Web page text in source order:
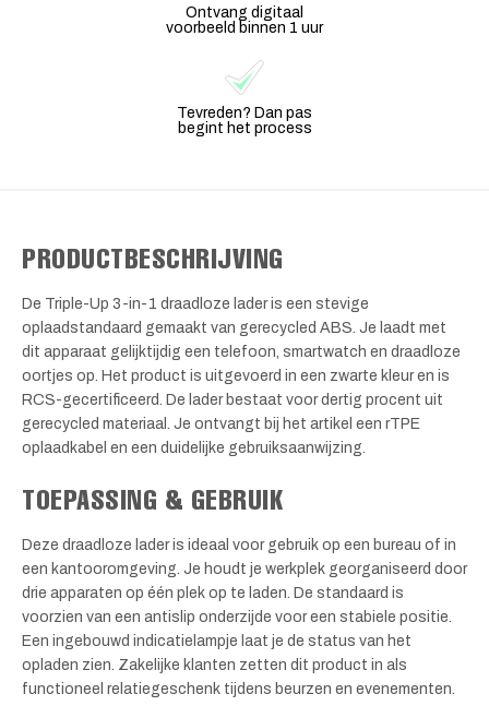
Ontvang digitaal
voorbeeld binnen 1 uur
Tevreden? Dan pas
begint het process
PRODUCTBESCHRIJVING
De Triple-Up 3-in-1 draadloze lader is een stevige
oplaadstandaard gemaakt van gerecycled ABS. Je laadt met
dit apparaat gelijktijdig een telefoon, smartwatch en draadloze
oortjes op. Het product is uitgevoerd in een zwarte kleur en is
RCS-gecertificeerd. De lader bestaat voor dertig procent uit
gerecycled materiaal. Je ontvangt bij het artikel een rTPE
oplaadkabel en een duidelijke gebruiksaanwijzing.
TOEPASSING & GEBRUIK
Deze draadloze lader is ideaal voor gebruik op een bureau of in
een kantooromgeving. Je houdt je werkplek georganiseerd door
drie apparaten op één plek op te laden. De standaard is
voorzien van een antislip onderzijde voor een stabiele positie.
Een ingebouwd indicatielampje laat je de status van het
opladen zien. Zakelijke klanten zetten dit product in als
functioneel relatiegeschenk tijdens beurzen en evenementen.